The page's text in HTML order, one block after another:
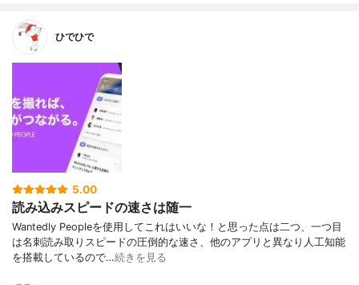
ひでひで
5.00
読み込みスピードの速さは随一
Wantedly Peopleを使用してこれはいいな！と思った点は二つ、一つ目
は名刺読み取りスピードの圧倒的な速さ、他のアプリと異なり人工知能
を搭載しているので…続きを見る